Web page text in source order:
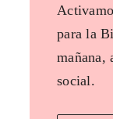
para la
mañana,
social.